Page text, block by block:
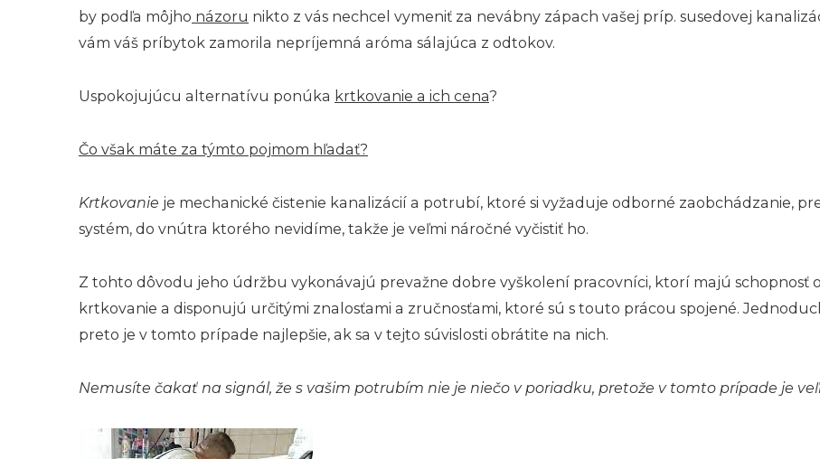
by podľa môjho názoru nikto z vás nechcel vymeniť za nevábny zápach vašej príp. susedovej
vám váš príbytok zamorila nepríjemná aróma sálajúca z odtokov.
Uspokojujúcu alternatívu ponúka krtkovanie a ich cena?
Čo však máte za týmto pojmom hľadať?
Krtkovanie je mechanické čistenie kanalizácií a potrubí, ktoré si vyžaduje odborné zaobchádzanie,
systém, do vnútra ktorého nevidíme, takže je veľmi náročné vyčistiť ho.
Z tohto dôvodu jeho údržbu vykonávajú prevažne dobre vyškolení pracovníci, ktorí majú schopnosť
krtkovanie a disponujú určitými znalosťami a zručnosťami, ktoré sú s touto prácou spojené.
preto je v tomto prípade najlepšie, ak sa v tejto súvislosti obrátite na nich.
Nemusíte čakať na signál, že s vašim potrubím nie je niečo v poriadku, pretože v tomto prípade je